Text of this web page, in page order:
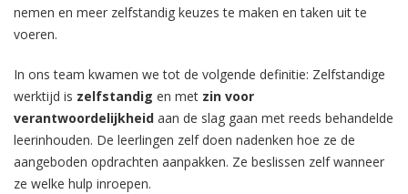
nemen en meer zelfstandig keuzes te maken en taken uit te
voeren.
In ons team kwamen we tot de volgende definitie: Zelfstandige
werktijd is zelfstandig en met zin voor
verantwoordelijkheid aan de slag gaan met reeds behandelde
leerinhouden. De leerlingen zelf doen nadenken hoe ze de
aangeboden opdrachten aanpakken. Ze beslissen zelf wanneer
ze welke hulp inroepen.